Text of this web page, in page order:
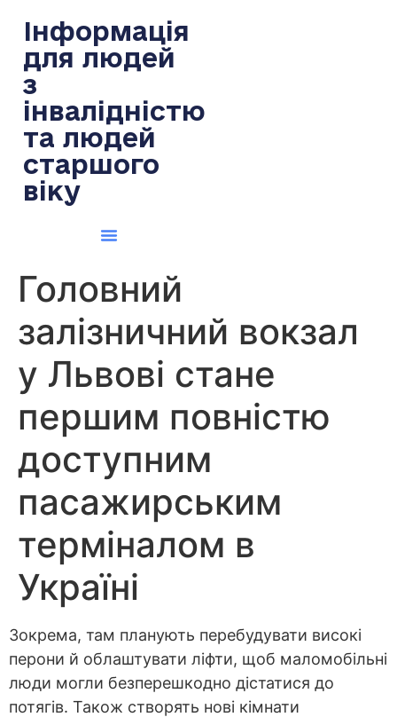
Інформація
для людей
з
інвалідністю
та людей
старшого
віку
Головний
залізничний вокзал
у Львові стане
першим повністю
доступним
пасажирським
терміналом в
Україні
Зокрема, там планують перебудувати високі
перони й облаштувати ліфти, щоб маломобільні
люди могли безперешкодно дістатися до
потягів. Також створять нові кімнати